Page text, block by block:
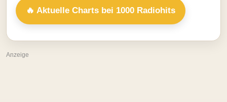
🔥 Aktuelle Charts bei 1000 Radiohits
Anzeige